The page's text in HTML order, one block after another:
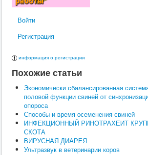
Войти
Регистрация
информация о регистрации
Похожие статьи
Экономически сбалансированная
половой функции свиней от
опороса
Способы и время осеменения свиней
ИНФЕКЦИОННЫЙ РИНОТРАХЕИТ
СКОТА
ВИРУСНАЯ ДИАРЕЯ
Ультразвук в ветеринарии коров